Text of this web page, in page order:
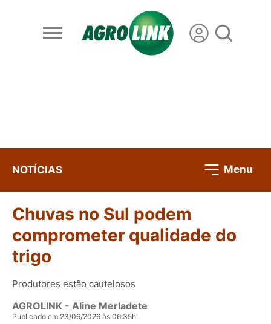
NOTÍCIAS Menu
Chuvas no Sul podem
comprometer qualidade do
trigo
Produtores estão cautelosos
AGROLINK - Aline Merladete
Publicado em 23/06/2026 às 06:35h.